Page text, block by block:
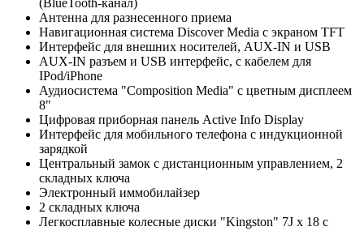
Антенна для разнесенного приема
Навигационная система Discover Media с экраном TFT
Интерфейс для внешних носителей, AUX-IN и USB
AUX-IN разъем и USB интерфейс, с кабелем для
IPod/iPhone
Аудиосистема "Composition Media" с цветным дисплеем
8"
Цифровая приборная панель Active Info Display
Интерфейс для мобильного телефона с индукционной
зарядкой
Центральный замок с дистанционным управлением, 2
складных ключа
Электронный иммобилайзер
2 складных ключа
Легкосплавные колесные диски "Kingston" 7J x 18 с